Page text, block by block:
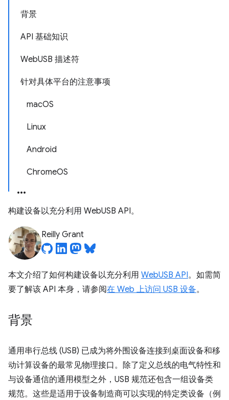
背景
API 基础知识
WebUSB 描述符
针对具体平台的注意事项
macOS
Linux
Android
ChromeOS
构建设备以充分利用 WebUSB API。
Reilly Grant
本文介绍了如何构建设备以充分利用 WebUSB API。如需简
要了解该 API 本身，请参阅在 Web 上访问 USB 设备。
背景
通用串行总线 (USB) 已成为将外围设备连接到桌面设备和移
动计算设备的最常见物理接口。除了定义总线的电气特性和
与设备通信的通用模型之外，USB 规范还包含一组设备类
规范。这些是适用于设备制造商可以实现的特定类设备（例